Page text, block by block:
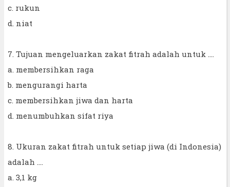
c. rukun
d. niat
7. Tujuan mengeluarkan zakat fitrah adalah untuk ....
a. membersihkan raga
b. mengurangi harta
c. membersihkan jiwa dan harta
d. menumbuhkan sifat riya
8. Ukuran zakat fitrah untuk setiap jiwa (di Indonesia)
adalah ....
a. 3,1 kg